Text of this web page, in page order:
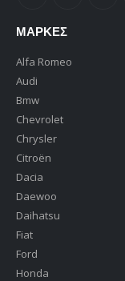
ΜΆΡΚΕΣ
Alfa Romeo
Audi
Bmw
Chevrolet
Chrysler
Citroën
Dacia
Daewoo
Daihatsu
Fiat
Ford
Honda